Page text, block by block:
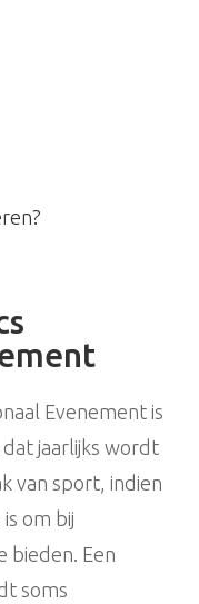
Evenement is
jaarlijks wordt
van sport, indien
om bij
bieden. Een
soms